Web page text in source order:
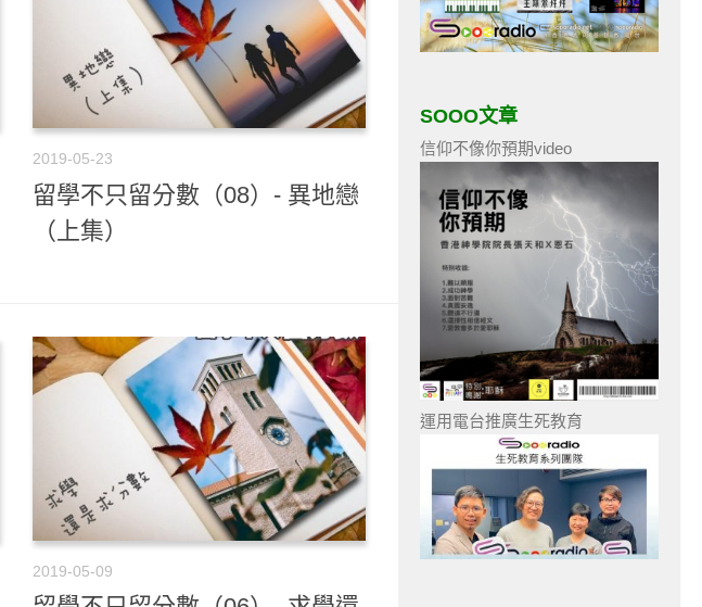
2019-05-23
留學不只留分數（08）- 異地戀
（上集）
2019-05-09
SOOO文章
信仰不像你預期video
運用電台推廣生死教育